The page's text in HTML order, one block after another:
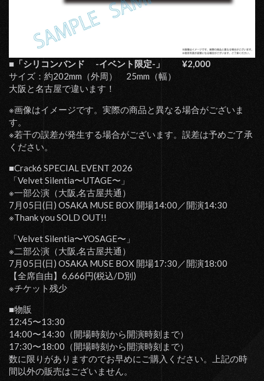
■「シリコンバンド -イベント限定-」 ¥2,000
サイズ：約202mm（外周） 25mm（幅）
大阪と名古屋で違います！
※画像はイメージです。実際の商品と異なる場合がございま
す。
※若干の誤差が発生する場合がございます。誤差は予めご了承
ください。
■Crack6 SPECIAL EVENT 2026
「Velvet Silentia〜UTAGE〜」
※一部公演（大阪,名古屋共通）
7月05日(日) OSAKA MUSE BOX 開場14:00／開演14:30
※Thank you SOLD OUT!!
「Velvet Silentia〜YOSAGE〜」
※二部公演（大阪,名古屋共通）
7月05日(日) OSAKA MUSE BOX 開場17:30／開演18:00
【全席自由】6,666円(税込/D別)
※チケット残少
■物販
12:45〜13:30
14:00〜14:30（開場時刻から開演時刻まで）
17:30〜18:00（開場時刻から開演時刻まで）
数に限りがありますのでお早めにご購入ください。上記の時
間以外の販売はございません。